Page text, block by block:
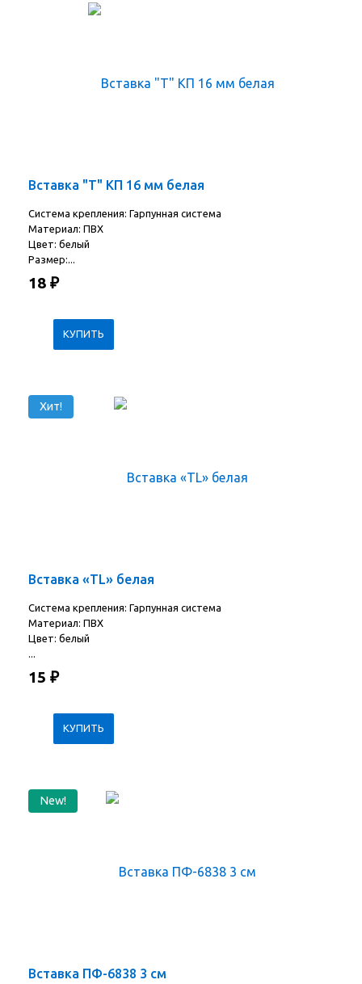
Вставка "Т" КП 16 мм белая
Система крепления: Гарпунная система
Материал: ПВХ
Цвет: белый
Размер:...
18 ₽
Вставка «TL» белая
Система крепления: Гарпунная система
Материал: ПВХ
Цвет: белый
...
15 ₽
Хит!
Вставка ПФ-6838 3 см
New!